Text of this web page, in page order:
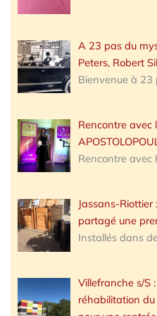
A 23 pas du
Peters, Robert
Bienvenue à 23
Rencontre avec
Rencontre avec
Jassans-
partagé une
Installés dans
Villefranche s/S
réhabilitation du